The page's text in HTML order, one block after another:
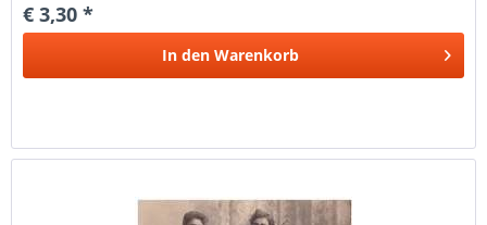
€ 3,30 *
In den Warenkorb